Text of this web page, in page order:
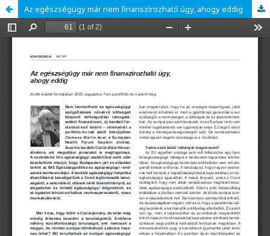
Az egészségügy már nem finanszírozható úgy, ahogy eddig